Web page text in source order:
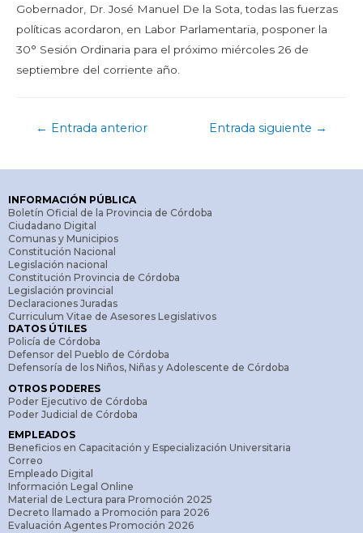
Gobernador, Dr. José Manuel De la Sota, todas las fuerzas
políticas acordaron, en Labor Parlamentaria, posponer la
30° Sesión Ordinaria para el próximo miércoles 26 de
septiembre del corriente año.
← Entrada anterior Entrada siguiente →
INFORMACIÓN PÚBLICA
Boletín Oficial de la Provincia de Córdoba
Ciudadano Digital
Comunas y Municipios
Constitución Nacional
Legislación nacional
Constitución Provincia de Córdoba
Legislación provincial
Declaraciones Juradas
Curriculum Vitae de Asesores Legislativos
DATOS ÚTILES
Policía de Córdoba
Defensor del Pueblo de Córdoba
Defensoría de los Niños, Niñas y Adolescente de Córdoba
OTROS PODERES
Poder Ejecutivo de Córdoba
Poder Judicial de Córdoba
EMPLEADOS
Beneficios en Capacitación y Especialización Universitaria
Correo
Empleado Digital
Información Legal Online
Material de Lectura para Promoción 2025
Decreto llamado a Promoción para 2026
Evaluación Agentes Promoción 2026